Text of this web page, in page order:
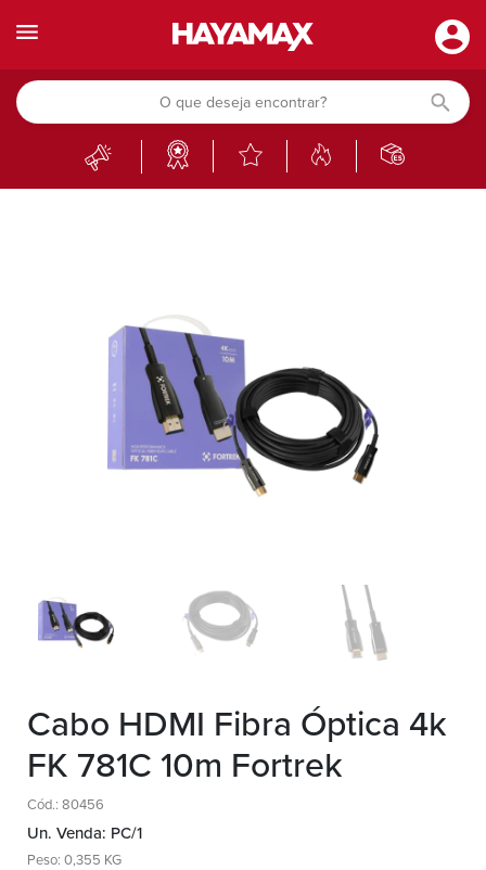
Cabo HDMI Fibra Óptica 4k
FK 781C 10m Fortrek
Cód.: 80456
Un. Venda: PC/1
Peso: 0,355 KG